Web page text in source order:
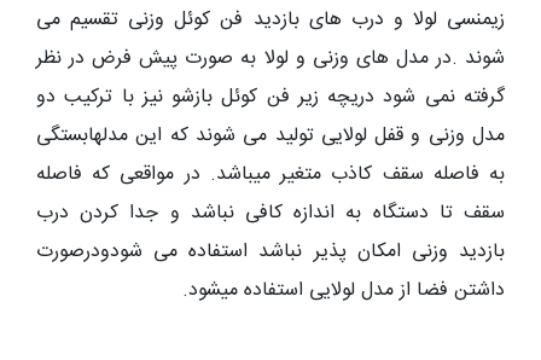
زیمنسی لولا و درب های بازدید فن کوئل وزنی تقسیم می
شوند .در مدل های وزنی و لولا به صورت پیش فرض در نظر
گرفته نمی شود دریچه زیر فن کوئل بازشو نیز با ترکیب دو
مدل وزنی و قفل لولایی تولید می شوند که این مدلهابستگی
به فاصله سقف کاذب متغیر میباشد. در مواقعی که فاصله
سقف تا دستگاه به اندازه کافی نباشد و جدا کردن درب
بازدید وزنی امکان پذیر نباشد استفاده می شودودرصورت
داشتن فضا از مدل لولایی استفاده میشود.